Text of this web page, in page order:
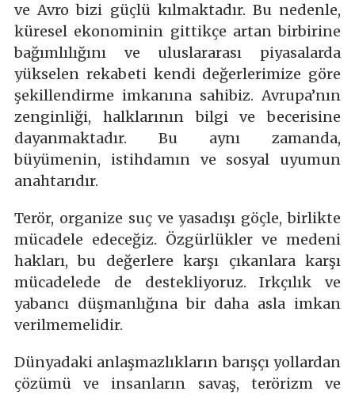
ve Avro bizi güçlü kılmaktadır. Bu nedenle,
küresel ekonominin gittikçe artan birbirine
bağımlılığını ve uluslararası piyasalarda
yükselen rekabeti kendi değerlerimize göre
şekillendirme imkanına sahibiz. Avrupa’nın
zenginliği, halklarının bilgi ve becerisine
dayanmaktadır. Bu aynı zamanda,
büyümenin, istihdamın ve sosyal uyumun
anahtarıdır.
Terör, organize suç ve yasadışı göçle, birlikte
mücadele edeceğiz. Özgürlükler ve medeni
hakları, bu değerlere karşı çıkanlara karşı
mücadelede de destekliyoruz. Irkçılık ve
yabancı düşmanlığına bir daha asla imkan
verilmemelidir.
Dünyadaki anlaşmazlıkların barışçı yollardan
çözümü ve insanların savaş, terörizm ve